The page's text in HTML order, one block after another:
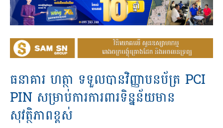
ធនាគារ ហត្ថា ទទួលបានវិញ្ញាបនប័ត្រ PCI
PIN សម្រាប់ការការពារទិន្នន័យមាន
សុវត្ថិភាពខ្ពស់